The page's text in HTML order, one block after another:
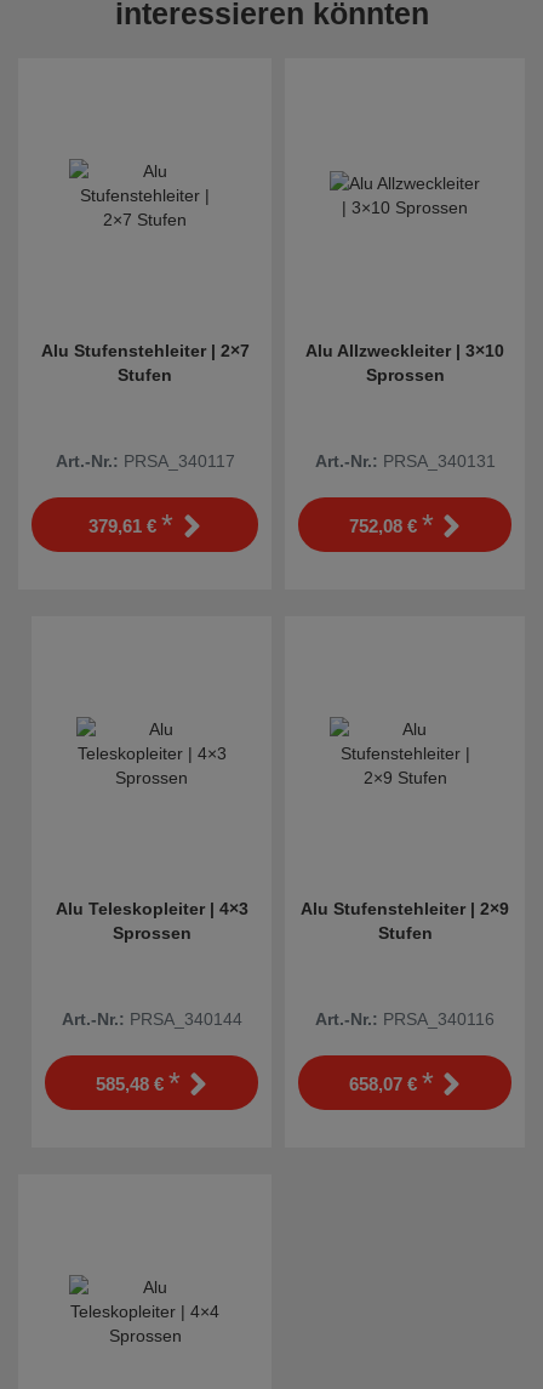
interessieren könnten
Alu Stufenstehleiter | 2×7
Stufen
Art.-Nr.: PRSA_340117
379,61 € *
Alu Allzweckleiter | 3×10
Sprossen
Art.-Nr.: PRSA_340131
752,08 € *
Alu Teleskopleiter | 4×3
Sprossen
Art.-Nr.: PRSA_340144
585,48 € *
Alu Stufenstehleiter | 2×9
Stufen
Art.-Nr.: PRSA_340116
658,07 € *